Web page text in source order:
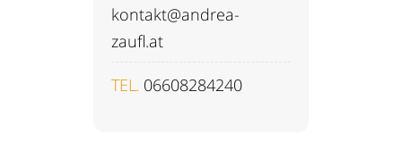
kontakt@andrea-
zaufl.at
TEL. 06608284240